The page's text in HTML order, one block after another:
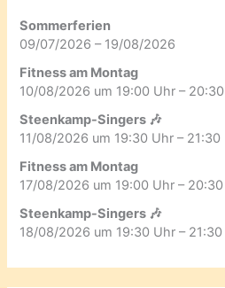
Sommerferien
09/07/2026 – 19/08/2026
Fitness am Montag
10/08/2026 um 19:00 Uhr – 20:30
Steenkamp-Singers 🎶
11/08/2026 um 19:30 Uhr – 21:30
Fitness am Montag
17/08/2026 um 19:00 Uhr – 20:30
Steenkamp-Singers 🎶
18/08/2026 um 19:30 Uhr – 21:30